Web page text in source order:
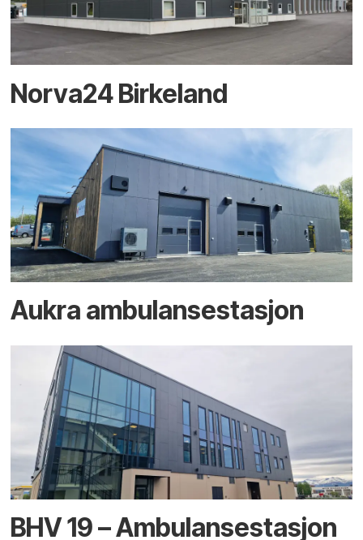
Norva24 Birkeland
Aukra ambulansestasjon
BHV 19 – Ambulansestasjon